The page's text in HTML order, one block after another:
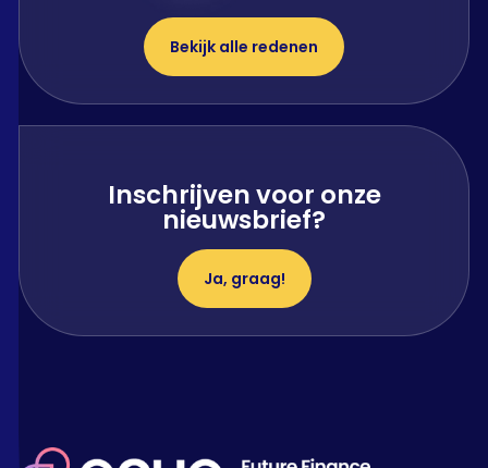
Bekijk alle redenen
Inschrijven voor onze
nieuwsbrief?
Ja, graag!